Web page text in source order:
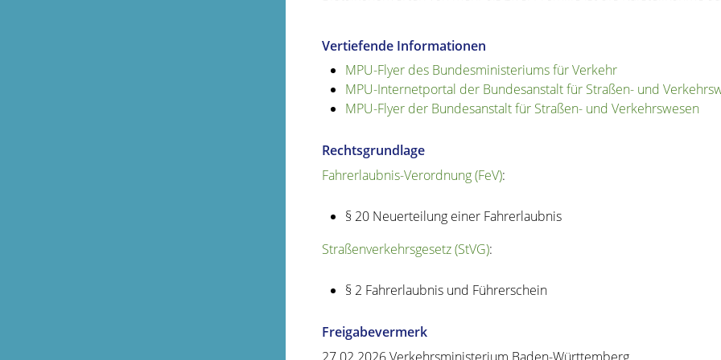
Vertiefende Informationen
MPU-Flyer des Bundesministeriums für Verkehr
MPU-Internetportal der Bundesanstalt für Straßen- und
MPU-Flyer der Bundesanstalt für Straßen- und Verkehrswesen
Rechtsgrundlage
Fahrerlaubnis-Verordnung (FeV):
§ 20 Neuerteilung einer Fahrerlaubnis
Straßenverkehrsgesetz (StVG):
§ 2 Fahrerlaubnis und Führerschein
Freigabevermerk